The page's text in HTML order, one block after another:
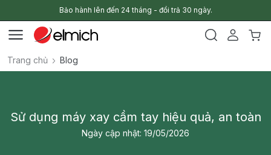
Bảo hành lên đến 24 tháng - đổi trả 30 ngày.
Trang chủ Blog
Sử dụng máy xay cầm tay hiệu quả, an toàn
Ngày cập nhật: 19/05/2026